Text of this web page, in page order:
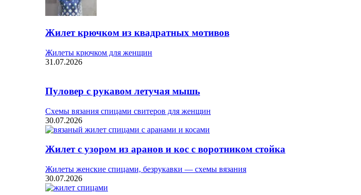
Жилет крючком из квадратных мотивов
Жилеты крючком для женщин
31.07.2026
Пуловер с рукавом летучая мышь
Схемы вязания спицами свитеров для женщин
30.07.2026
Жилет с узором из аранов и кос с воротником стойка
Жилеты женские спицами, безрукавки — схемы вязания
30.07.2026